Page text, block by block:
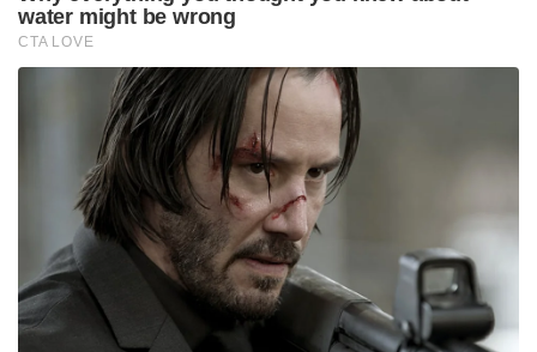
water might be wrong
CTA LOVE